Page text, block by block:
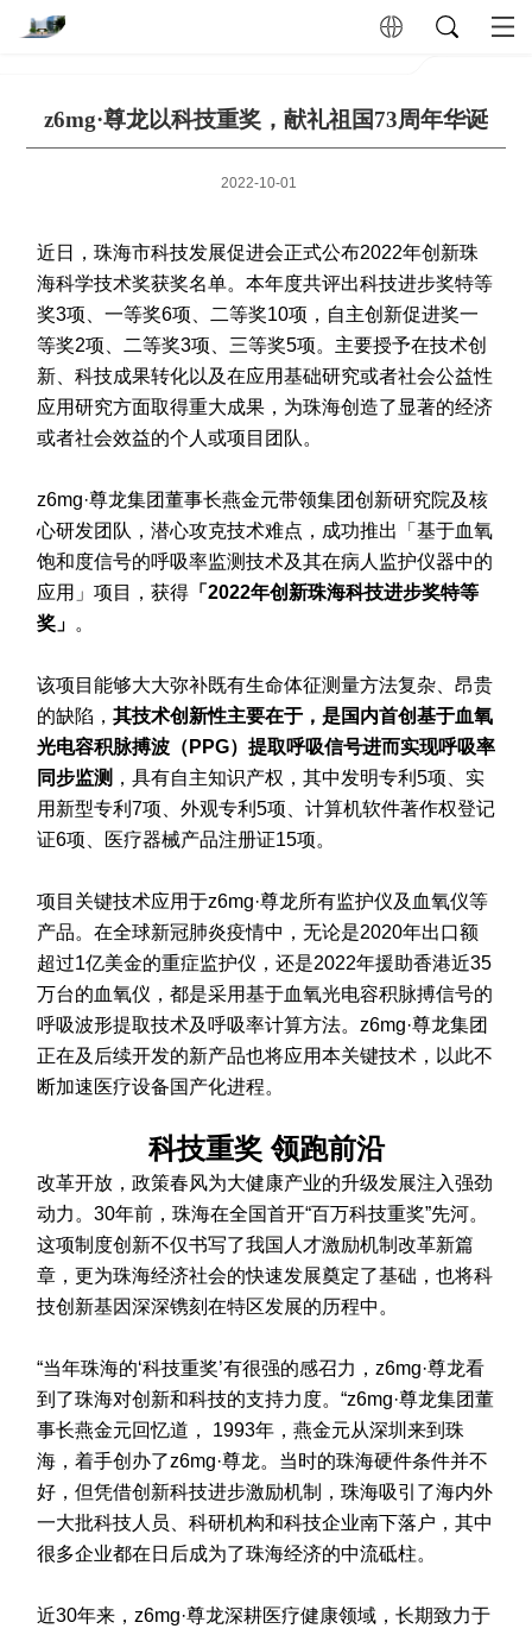
z6mg·尊龙以科技重奖，献礼祖国73周年华诞
2022-10-01
近日，珠海市科技发展促进会正式公布2022年创新珠
海科学技术奖获奖名单。 本年度共评出科技进步奖特等
奖3项、一等奖6项、二等奖10项，自主创新促进奖一
等奖2项、二等奖3项、三等奖5项。主要授予在技术创
新、科技成果转化以及在应用基础研究或者社会公益性
应用研究方面取得重大成果，为珠海创造了显著的经济
或者社会效益的个人或项目团队。
z6mg·尊龙集团董事长燕金元带领集团创新研究院及核
心研发团队，潜心攻克技术难点，成功推出「基于血氧
饱和度信号的呼吸率监测技术及其在病人监护仪器中的
应用」项目，获得「2022年创新珠海科技进步奖特等
奖」 。
该项目能够大大弥补既有生命体征测量方法复杂、昂贵
的缺陷， 其技术创新性主要在于，是国内首创基于血氧
光电容积脉搏波（PPG）提取呼吸信号进而实现呼吸率
同步监测 ， 具有自主知识产权，其中发明专利5项、实
用新型专利7项、外观专利5项、计算机软件著作权登记
证6项、医疗器械产品注册证15项。
项目关键技术应用于z6mg·尊龙所有监护仪及血氧仪等
产品。在全球新冠肺炎疫情中，无论是2020年出口额
超过1亿美金的重症监护仪，还是2022年援助香港近35
万台的血氧仪，都是采用基于血氧光电容积脉搏信号的
呼吸波形提取技术及呼吸率计算方法。z6mg·尊龙集团
正在及后续开发的新产品也将应用本关键技术，以此不
断加速医疗设备国产化进程。
科技重奖 领跑前沿
改革开放，政策春风为大健康产业的升级发展注入强劲
动力。30年前，珠海在全国首开“百万科技重奖”先河。
这项制度创新不仅书写了我国人才激励机制改革新篇
章，更为珠海经济社会的快速发展奠定了基础，也将科
技创新基因深深镌刻在特区发展的历程中。
“当年珠海的‘科技重奖’有很强的感召力，z6mg·尊龙看
到了珠海对创新和科技的支持力度。“z6mg·尊龙集团董
事长燕金元回忆道， 1993年，燕金元从深圳来到珠
海，着手创办了z6mg·尊龙。当时的珠海硬件条件并不
好，但凭借创新科技进步激励机制，珠海吸引了海内外
一大批科技人员、科研机构和科技企业南下落户，其中
很多企业都在日后成为了珠海经济的中流砥柱。
近30年来，z6mg·尊龙深耕医疗健康领域，长期致力于